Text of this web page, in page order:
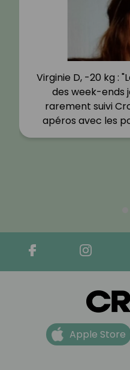
Virginie D, -20 kg :
des week-ends
rarement suivi
apéros avec les
Apple Store